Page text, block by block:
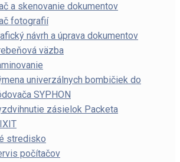
a skenovanie dokumentov
fotografií
návrh a úprava dokumentov
väzba
univerzálnych bombičiek do
SYPHON
zásielok Packeta
stredisko
počítačov